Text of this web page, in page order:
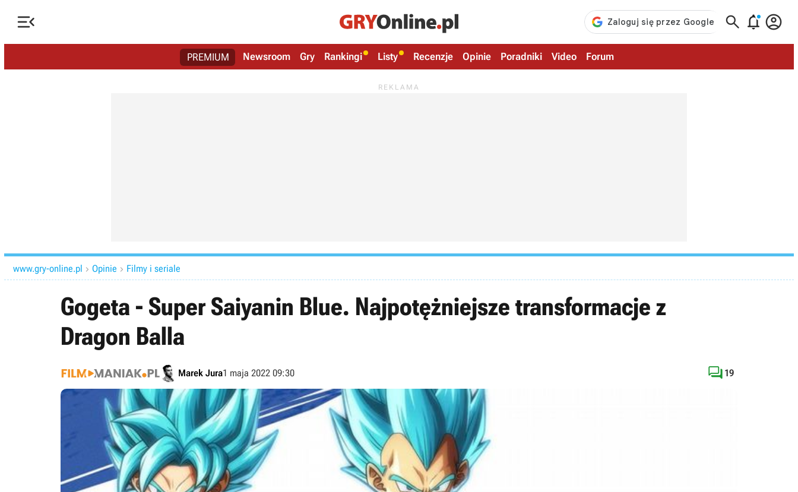
   
PREMIUM Newsroom Gry Rankingi Listy Recenzje Opinie Poradniki Video Forum
www.gry-online.pl  Opinie  Filmy i seriale
Gogeta - Super Saiyanin Blue. Najpotężniejsze transformacje z
Dragon Balla
Marek Jura1 maja 2022 09:30  19